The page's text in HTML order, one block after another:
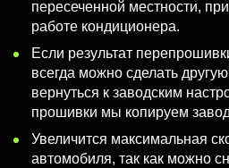
пересеченной местности,
работе кондиционера.
Если результат
всегда можно сделать
вернуться к заводским
прошивки мы копируем
Увеличится максимальная
автомобиля, так как можно